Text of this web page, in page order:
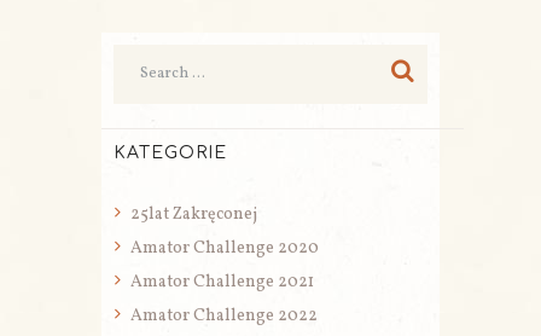
KATEGORIE
25lat Zakręconej
Amator Challenge 2020
Amator Challenge 2021
Amator Challenge 2022